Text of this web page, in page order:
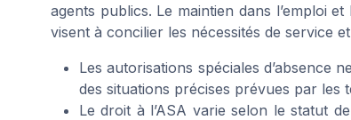
agents publics. Le maintien dans l’emploi
visent à concilier les nécessités de service
Les autorisations spéciales d’absence
des situations précises prévues par les
Le droit à l’ASA varie selon le statut